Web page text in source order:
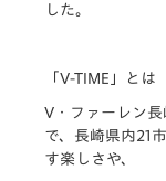
した。
「V-TIME」とは
V・ファーレン
で、 長崎県内21
す楽しさや、